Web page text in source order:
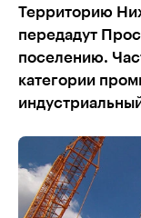
Территорию
передадут
поселению.
категории